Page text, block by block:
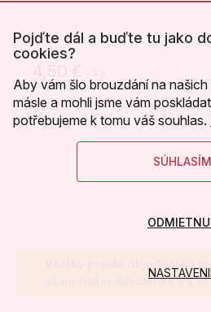
Pojďte dál a buďte tu jako
cookies?
Aby vám šlo brouzdání na
másle a mohli jsme vám
potřebujeme k tomu váš souhlas.
SÚHLASÍM
až po našej dovolenke od